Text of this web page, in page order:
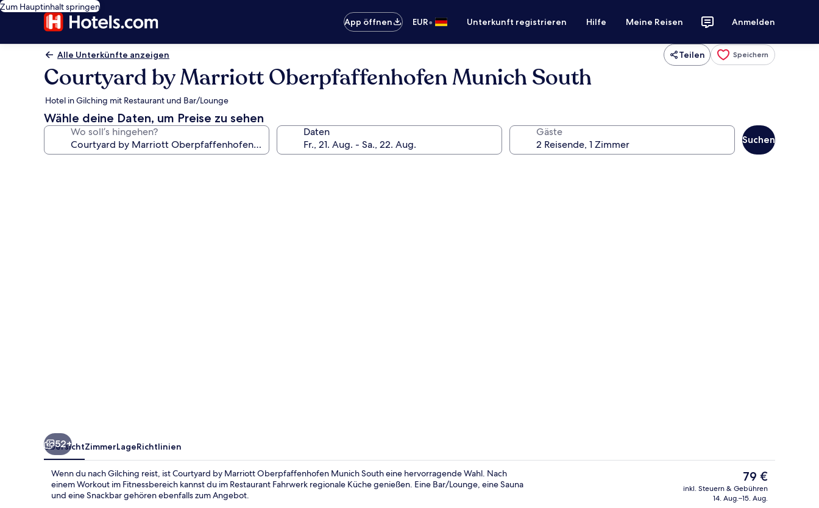
Zum Hauptinhalt springen
App öffnen
EUR• Unterkunft registrieren Hilfe Meine Reisen Anmelden
Alle Unterkünfte anzeigen Teilen Speichern
Courtyard by Marriott Oberpfaffenhofen Munich South
Hotel in Gilching mit Restaurant und Bar/Lounge
Wähle deine Daten, um Preise zu sehen
Wo soll’s hingehen? Daten Gäste
Suchen
52+
ÜbersichtZimmerLageRichtlinien
Wenn du nach Gilching reist, ist Courtyard by Marriott Oberpfaffenhofen Munich South eine hervorragende Wahl. Nach
einem Workout im Fitnessbereich kannst du im Restaurant Fahrwerk regionale Küche genießen. Eine Bar/Lounge, eine Sauna
und eine Snackbar gehören ebenfalls zum Angebot.
Der
aktuelle
Preis
79 €
inkl. Steuern & Gebühren
14. Aug.–15. Aug.